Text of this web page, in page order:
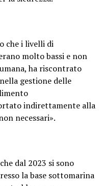
che i livelli di
molto bassi e non
ha riscontrato
gestione delle
indirettamente alla
necessari».
dal 2023 si sono
la base sottomarina